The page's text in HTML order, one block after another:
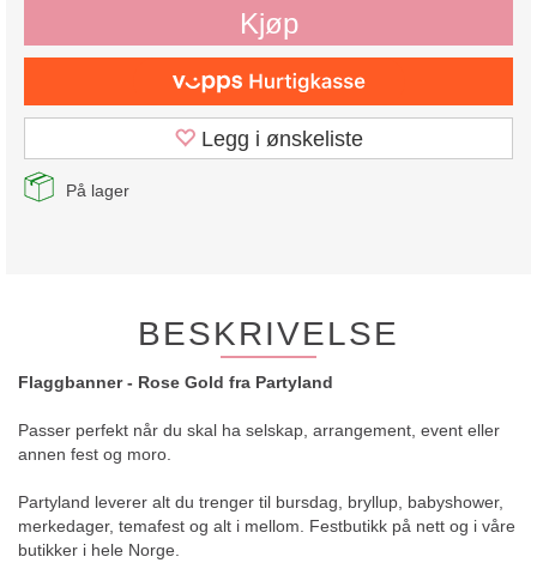
Kjøp
Legg i ønskeliste
På lager
BESKRIVELSE
Flaggbanner - Rose Gold fra Partyland
Passer perfekt når du skal ha selskap, arrangement, event eller
annen fest og moro.
Partyland leverer alt du trenger til bursdag, bryllup, babyshower,
merkedager, temafest og alt i mellom. Festbutikk på nett og i våre
butikker i hele Norge.